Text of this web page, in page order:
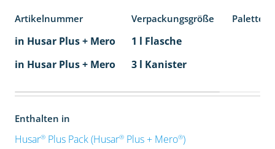
Artikelnummer Verpackungsgröße
in Husar Plus + Mero
1 l Flasche
in Husar Plus + Mero
3 l Kanister
Enthalten in
Husar®Plus Pack (Husar®Plus + Mero®)